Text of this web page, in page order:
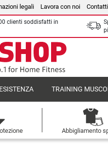
legali Lavora con noi Contatti
clienti soddisfatti in
TRAINING
Abbigliamento